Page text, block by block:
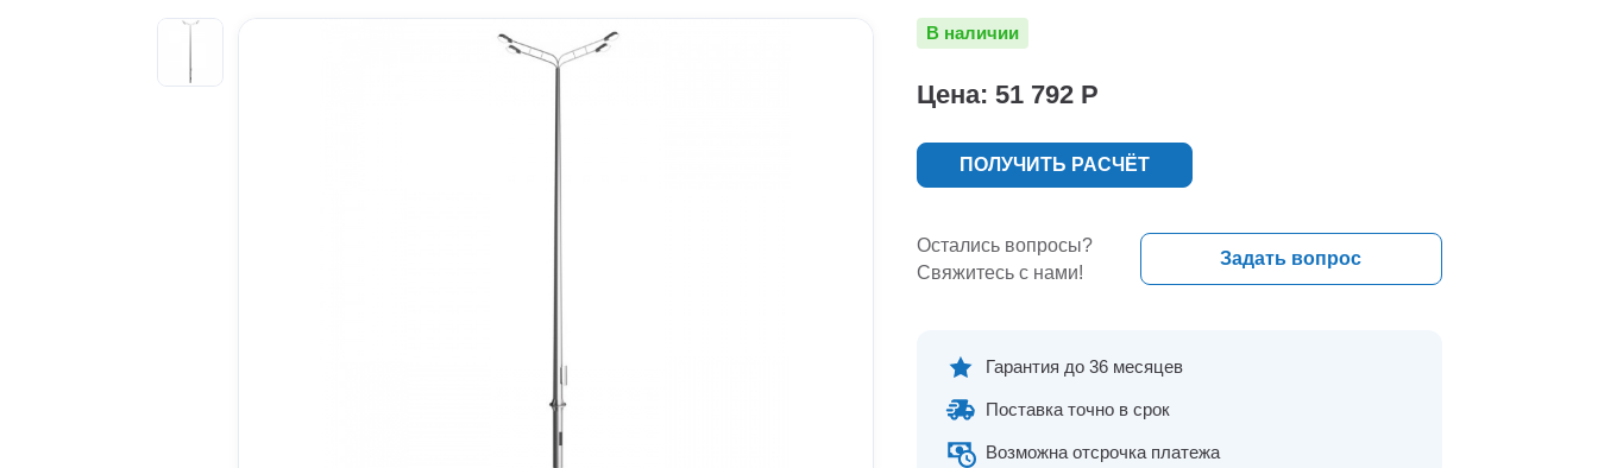
В наличии
Цена: 51 792 Р
ПОЛУЧИТЬ РАСЧЁТ
Остались вопросы?
Свяжитесь с нами!
Задать вопрос
Гарантия до 36 месяцев
Поставка точно в срок
Возможна отсрочка платежа